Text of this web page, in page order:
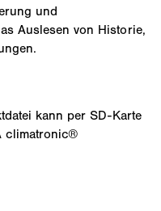
und
Auslesen von Historie,
kann per SD-Karte
climatronic®